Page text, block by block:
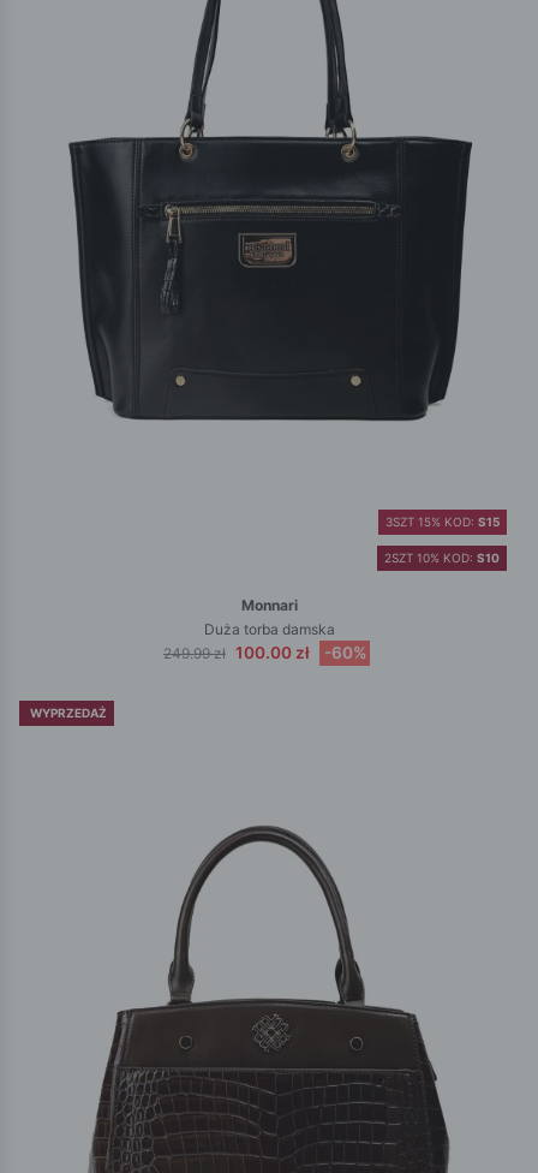
2SZT 10% KOD: S10
3SZT 15% KOD: S15
Monnari
Duża torba damska
249.99 zł 100.00 zł -60%
WYPRZEDAŻ